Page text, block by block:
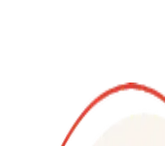
Esperienze